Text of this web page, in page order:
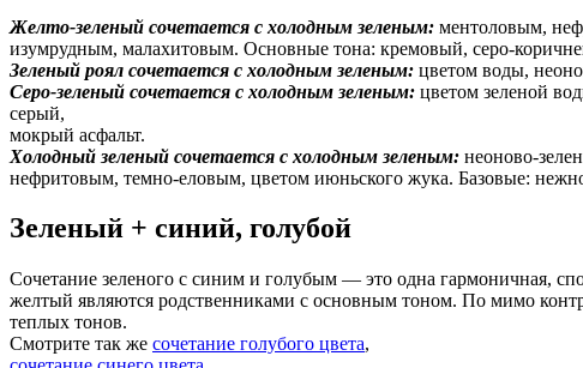
Желто-зеленый сочетается с холодным зеленым: ментоловым,
изумрудным, малахитовым. Основные тона: кремовый, серо-
Зеленый роял сочетается с холодным зеленым: цветом воды,
Серо-зеленый сочетается с холодным зеленым: цветом зеленой
серый,
мокрый асфальт.
Холодный зеленый сочетается с холодным зеленым: неоново-
нефритовым, темно-еловым, цветом июньского жука. Базовые:
Зеленый + синий, голубой
Сочетание зеленого с синим и голубым — это одна гармоничная,
желтый являются родственниками с основным тоном. По мимо
теплых тонов.
Смотрите так же сочетание голубого цвета,